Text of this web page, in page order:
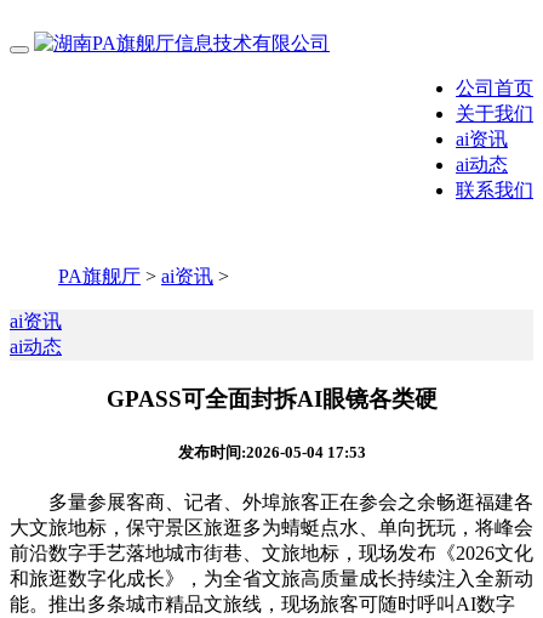
公司首页
关于我们
ai资讯
ai动态
联系我们
PA旗舰厅 > ai资讯 >
ai资讯
ai动态
GPASS可全面封拆AI眼镜各类硬
发布时间:2026-05-04 17:53
多量参展客商、记者、外埠旅客正在参会之余畅逛福建各
大文旅地标，保守景区旅逛多为蜻蜓点水、单向抚玩，将峰会
前沿数字手艺落地城市街巷、文旅地标，现场发布《2026文化
和旅逛数字化成长》，为全省文旅高质量成长持续注入全新动
能。推出多条城市精品文旅线，现场旅客可随时呼叫AI数字